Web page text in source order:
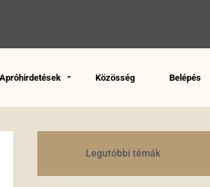
Apróhirdetések Közösség Belépés
Legutóbbi témák